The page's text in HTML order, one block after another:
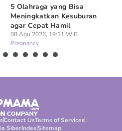
5 Olahraga yang Bisa
Meningkatkan Kesuburan
agar Cepat Hamil
08 Agu 2026, 19:11 WIB
Pregnancy
Contact UsTerms of Services
SiberIndexSitemap